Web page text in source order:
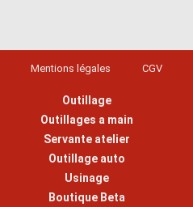
Mentions légales CGV
Outillage
Outillages a main
Servante atelier
Outillage auto
Usinage
Boutique Beta